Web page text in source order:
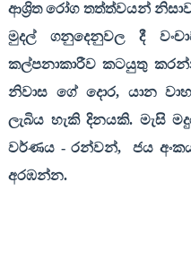
ආශ්‍රිත රෝග තත්ත්වයන්
මුදල් ගනුදෙනුවල දී
කල්පනාකාරීව කටයුතු
නිවාස ගේ දොර, යාන
ලැබිය හැකි දිනයකි. මැසි
වර්ණය - රන්වන්, ජය
අරඹන්න.